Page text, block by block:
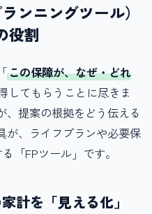
ンニングツール）
役割
この保障が、なぜ・どれ
してもらうことに尽きま
提案の根拠をどう伝える
が、ライフプランや必要保
「FPツール」です。
計を「見える化」